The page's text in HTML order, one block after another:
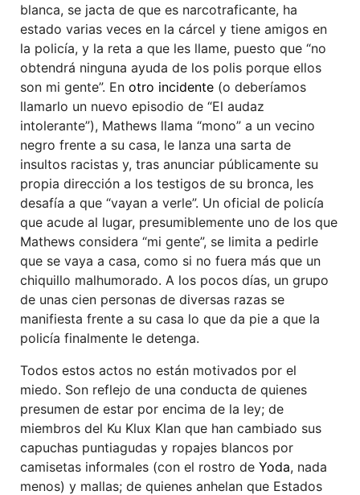
blanca, se jacta de que es narcotraficante, ha
estado varias veces en la cárcel y tiene amigos en
la policía, y la reta a que les llame, puesto que “no
obtendrá ninguna ayuda de los polis porque ellos
son mi gente”. En otro incidente (o deberíamos
llamarlo un nuevo episodio de “El audaz
intolerante”), Mathews llama “mono” a un vecino
negro frente a su casa, le lanza una sarta de
insultos racistas y, tras anunciar públicamente su
propia dirección a los testigos de su bronca, les
desafía a que “vayan a verle”. Un oficial de policía
que acude al lugar, presumiblemente uno de los que
Mathews considera “mi gente”, se limita a pedirle
que se vaya a casa, como si no fuera más que un
chiquillo malhumorado. A los pocos días, un grupo
de unas cien personas de diversas razas se
manifiesta frente a su casa lo que da pie a que la
policía finalmente le detenga.
Todos estos actos no están motivados por el
miedo. Son reflejo de una conducta de quienes
presumen de estar por encima de la ley; de
miembros del Ku Klux Klan que han cambiado sus
capuchas puntiagudas y ropajes blancos por
camisetas informales (con el rostro de Yoda, nada
menos) y mallas; de quienes anhelan que Estados